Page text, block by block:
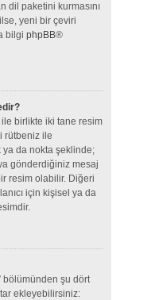
dil paketini kurmasını
yeni bir çeviri
bilgi phpBB®
ile birlikte iki tane resim
rütbeniz ile
ya da nokta şeklinde;
gönderdiğiniz mesaj
resim olabilir. Diğeri
için kişisel ya da
bölümünden şu dört
ekleyebilirsiniz: